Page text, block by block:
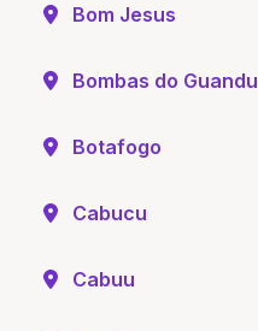
Bom Jesus
Bombas do Guandu
Botafogo
Cabucu
Cabuu